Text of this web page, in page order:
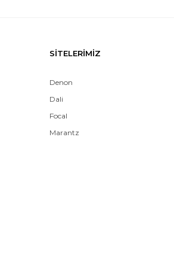
SİTELERİMİZ
Denon
Dali
Focal
Marantz